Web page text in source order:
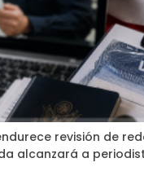
revisión de
alcanzará a